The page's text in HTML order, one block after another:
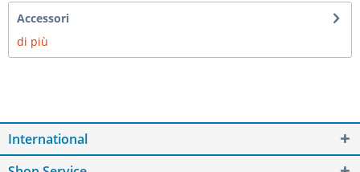
Accessori
di più
International